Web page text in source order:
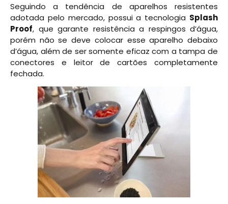
Seguindo a tendência de aparelhos resistentes
adotada pelo mercado, possui a tecnologia Splash
Proof, que garante resistência a respingos d’água,
porém não se deve colocar esse aparelho debaixo
d’água, além de ser somente eficaz com a tampa de
conectores e leitor de cartões completamente
fechada.